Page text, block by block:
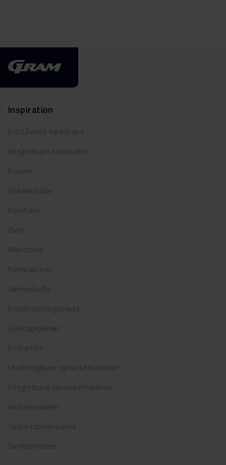
Inspiration
Fritstående køleskabe
Integrerbare køleskabe
Frysere
Vinkøleskabe
Komfurer
Ovne
Mikroovne
Kompaktovn
Varmeskuffe
Induktionskogeplade
Gaskogeplader
Emhætter
Underbygbare opvaskemaskiner
Integrerbare opvaskemaskiner
Vaskemaskiner
Vaske-tørremaskine
Tørretumblere